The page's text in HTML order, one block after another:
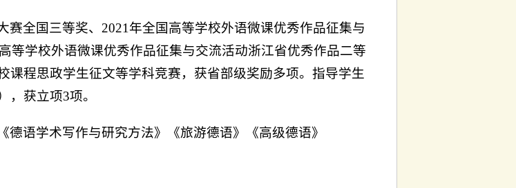
赛全国三等奖、2021年全国高等学校外语微课优秀作品征集与
等学校外语微课优秀作品征集与交流活动浙江省优秀作品二等
课程思政学生征文等学科竞赛，获省部级奖励多项。指导学生
，获立项3项。
德语学术写作与研究方法》《旅游德语》《高级德语》